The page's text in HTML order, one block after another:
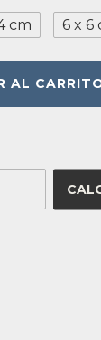
cm 6 x 6